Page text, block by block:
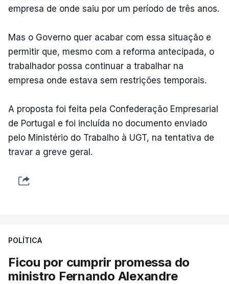
empresa de onde saiu por um período de três anos.
Mas o Governo quer acabar com essa situação e
permitir que, mesmo com a reforma antecipada, o
trabalhador possa continuar a trabalhar na
empresa onde estava sem restrições temporais.
A proposta foi feita pela Confederação Empresarial
de Portugal e foi incluída no documento enviado
pelo Ministério do Trabalho à UGT, na tentativa de
travar a greve geral.
POLÍTICA
Ficou por cumprir promessa do
ministro Fernando Alexandre